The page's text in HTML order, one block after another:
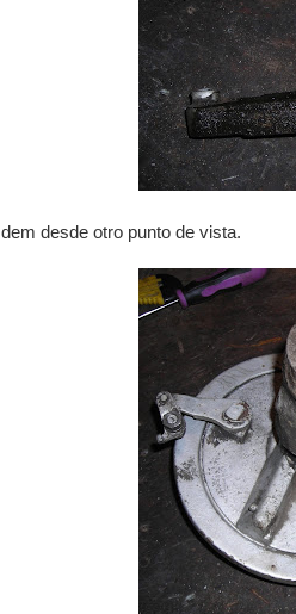
Idem desde otro punto de vista.